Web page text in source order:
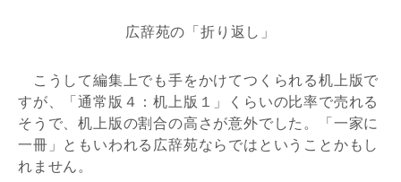
広辞苑の「折り返し」
こうして編集上でも手をかけてつくられる机上版で
すが、「通常版４：机上版１」くらいの比率で売れる
そうで、机上版の割合の高さが意外でした。「一家に
一冊」ともいわれる広辞苑ならではということかもし
れません。